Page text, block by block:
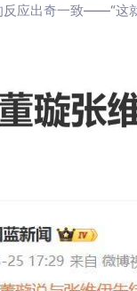
反应出奇一致——“这